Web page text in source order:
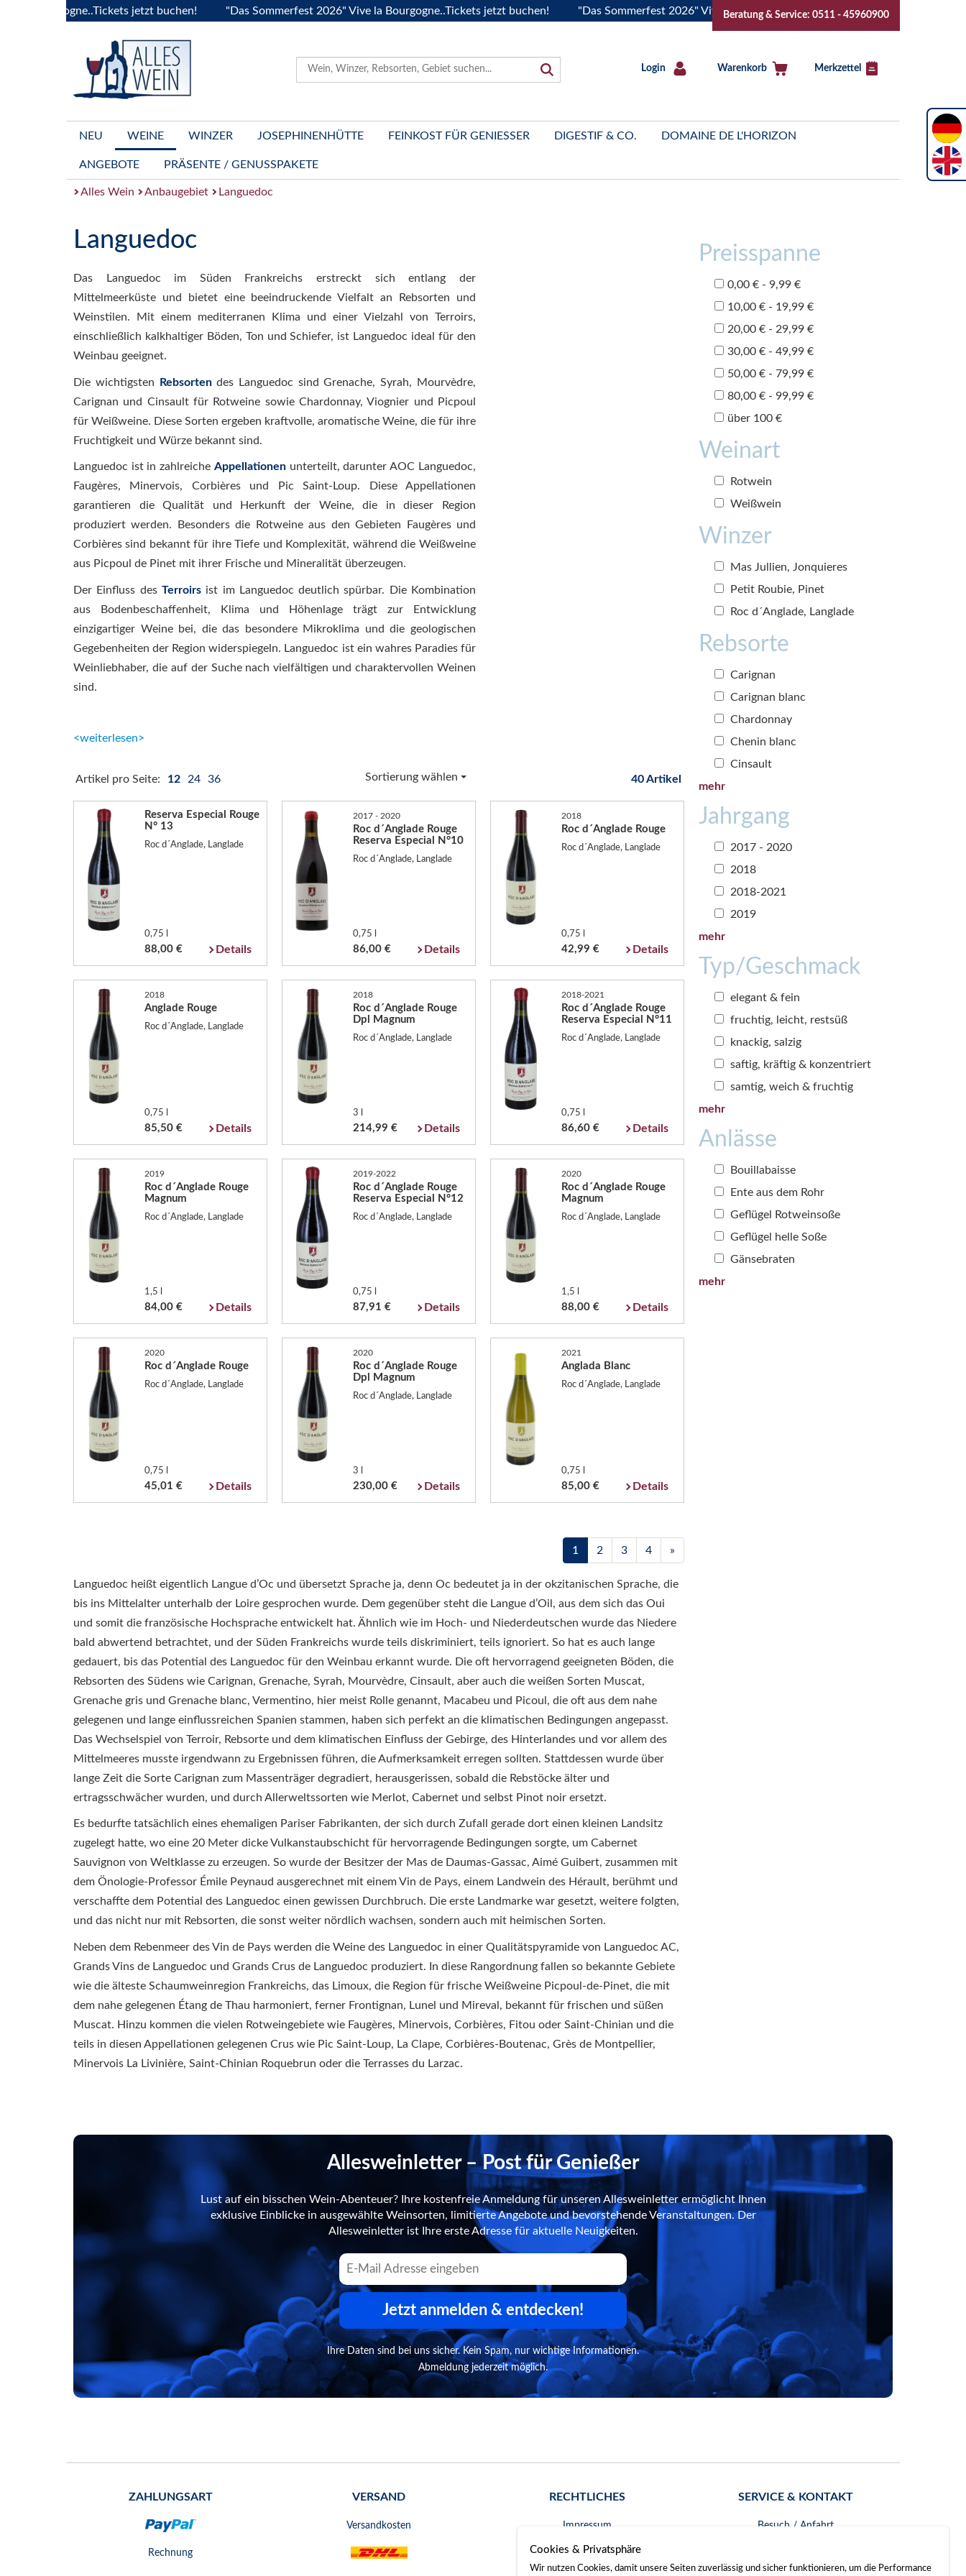
jetzt buchen! "Das Sommerfest 2026" Vive la Bourgogne..Tickets jetzt buchen! "Das Sommerfest 2026" Vive la Bourgogne..Tickets jetzt buchen!
Beratung & Service: 0511 - 45960900
Login Warenkorb Merkzettel
NEU WEINE WINZER JOSEPHINENHÜTTE FEINKOST FÜR GENIESSER DIGESTIF & CO. DOMAINE DE L'HORIZON
ANGEBOTE PRÄSENTE / GENUSSPAKETE
Alles Wein Anbaugebiet Languedoc
Languedoc
Das Languedoc im Süden Frankreichs erstreckt sich entlang der
Mittelmeerküste und bietet eine beeindruckende Vielfalt an Rebsorten und
Weinstilen. Mit einem mediterranen Klima und einer Vielzahl von Terroirs,
einschließlich kalkhaltiger Böden, Ton und Schiefer, ist Languedoc ideal für den
Weinbau geeignet.
Die wichtigsten Rebsortendes Languedoc sind Grenache, Syrah, Mourvèdre,
Carignan und Cinsault für Rotweine sowie Chardonnay, Viognier und Picpoul
für Weißweine. Diese Sorten ergeben kraftvolle, aromatische Weine, die für ihre
Fruchtigkeit und Würze bekannt sind.
Languedoc ist in zahlreiche Appellationen unterteilt, darunter AOC Languedoc,
Faugères, Minervois, Corbières und Pic Saint-Loup. Diese Appellationen
garantieren die Qualität und Herkunft der Weine, die in dieser Region
produziert werden. Besonders die Rotweine aus den Gebieten Faugères und
Corbières sind bekannt für ihre Tiefe und Komplexität, während die Weißweine
aus Picpoul de Pinet mit ihrer Frische und Mineralität überzeugen.
Der Einfluss des Terroirsist im Languedoc deutlich spürbar. Die Kombination
aus Bodenbeschaffenheit, Klima und Höhenlage trägt zur Entwicklung
einzigartiger Weine bei, die das besondere Mikroklima und die geologischen
Gegebenheiten der Region widerspiegeln. Languedoc ist ein wahres Paradies für
Weinliebhaber, die auf der Suche nach vielfältigen und charaktervollen Weinen
sind.
<weiterlesen>
Artikel pro Seite: 12 24 36 Sortierung wählen 40 Artikel
Reserva Especial Rouge
N° 13
Roc d´Anglade, Langlade
0,75 l
88,00 € Details
2017 - 2020
Roc d´Anglade Rouge
Reserva Especial N°10
Roc d´Anglade, Langlade
0,75 l
86,00 € Details
2018
Roc d´Anglade Rouge
Roc d´Anglade, Langlade
0,75 l
42,99 € Details
2018
Anglade Rouge
Roc d´Anglade, Langlade
0,75 l
85,50 € Details
2018
Roc d´Anglade Rouge
Dpl Magnum
Roc d´Anglade, Langlade
3 l
214,99 € Details
2018-2021
Roc d´Anglade Rouge
Reserva Especial N°11
Roc d´Anglade, Langlade
0,75 l
86,60 € Details
2019
Roc d´Anglade Rouge
Magnum
Roc d´Anglade, Langlade
1,5 l
84,00 € Details
2019-2022
Roc d´Anglade Rouge
Reserva Especial N°12
Roc d´Anglade, Langlade
0,75 l
87,91 € Details
2020
Roc d´Anglade Rouge
Magnum
Roc d´Anglade, Langlade
1,5 l
88,00 € Details
2020
Roc d´Anglade Rouge
Roc d´Anglade, Langlade
0,75 l
45,01 € Details
2020
Roc d´Anglade Rouge
Dpl Magnum
Roc d´Anglade, Langlade
3 l
230,00 € Details
2021
Anglada Blanc
Roc d´Anglade, Langlade
0,75 l
85,00 € Details
1 2 3 4 »
Languedoc heißt eigentlich Langue d’Oc und übersetzt Sprache ja, denn Oc bedeutet ja in der okzitanischen Sprache, die
bis ins Mittelalter unterhalb der Loire gesprochen wurde. Dem gegenüber steht die Langue d’Oil, aus dem sich das Oui
und somit die französische Hochsprache entwickelt hat. Ähnlich wie im Hoch- und Niederdeutschen wurde das Niedere
bald abwertend betrachtet, und der Süden Frankreichs wurde teils diskriminiert, teils ignoriert. So hat es auch lange
gedauert, bis das Potential des Languedoc für den Weinbau erkannt wurde. Die oft hervorragend geeigneten Böden, die
Rebsorten des Südens wie Carignan, Grenache, Syrah, Mourvèdre, Cinsault, aber auch die weißen Sorten Muscat,
Grenache gris und Grenache blanc, Vermentino, hier meist Rolle genannt, Macabeu und Picoul, die oft aus dem nahe
gelegenen und lange einflussreichen Spanien stammen, haben sich perfekt an die klimatischen Bedingungen angepasst.
Das Wechselspiel von Terroir, Rebsorte und dem klimatischen Einfluss der Gebirge, des Hinterlandes und vor allem des
Mittelmeeres musste irgendwann zu Ergebnissen führen, die Aufmerksamkeit erregen sollten. Stattdessen wurde über
lange Zeit die Sorte Carignan zum Massenträger degradiert, herausgerissen, sobald die Rebstöcke älter und
ertragsschwächer wurden, und durch Allerweltssorten wie Merlot, Cabernet und selbst Pinot noir ersetzt.
Es bedurfte tatsächlich eines ehemaligen Pariser Fabrikanten, der sich durch Zufall gerade dort einen kleinen Landsitz
zugelegt hatte, wo eine 20 Meter dicke Vulkanstaubschicht für hervorragende Bedingungen sorgte, um Cabernet
Sauvignon von Weltklasse zu erzeugen. So wurde der Besitzer der Mas de Daumas-Gassac, Aimé Guibert, zusammen mit
dem Önologie-Professor Émile Peynaud ausgerechnet mit einem Vin de Pays, einem Landwein des Hérault, berühmt und
verschaffte dem Potential des Languedoc einen gewissen Durchbruch. Die erste Landmarke war gesetzt, weitere folgten,
und das nicht nur mit Rebsorten, die sonst weiter nördlich wachsen, sondern auch mit heimischen Sorten.
Neben dem Rebenmeer des Vin de Pays werden die Weine des Languedoc in einer Qualitätspyramide von Languedoc AC,
Grands Vins de Languedoc und Grands Crus de Languedoc produziert. In diese Rangordnung fallen so bekannte Gebiete
wie die älteste Schaumweinregion Frankreichs, das Limoux, die Region für frische Weißweine Picpoul-de-Pinet, die mit
dem nahe gelegenen Étang de Thau harmoniert, ferner Frontignan, Lunel und Mireval, bekannt für frischen und süßen
Muscat. Hinzu kommen die vielen Rotweingebiete wie Faugères, Minervois, Corbières, Fitou oder Saint-Chinian und die
teils in diesen Appellationen gelegenen Crus wie Pic Saint-Loup, La Clape, Corbières-Boutenac, Grès de Montpellier,
Minervois La Livinière, Saint-Chinian Roquebrun oder die Terrasses du Larzac.
Preisspanne
0,00 € - 9,99 €
10,00 € - 19,99 €
20,00 € - 29,99 €
30,00 € - 49,99 €
50,00 € - 79,99 €
80,00 € - 99,99 €
über 100 €
Weinart
Rotwein
Weißwein
Winzer
Mas Jullien, Jonquieres
Petit Roubie, Pinet
Roc d´Anglade, Langlade
Rebsorte
Carignan
Carignan blanc
Chardonnay
Chenin blanc
Cinsault
mehr
Jahrgang
2017 - 2020
2018
2018-2021
2019
mehr
Typ/Geschmack
elegant & fein
fruchtig, leicht, restsüß
knackig, salzig
saftig, kräftig & konzentriert
samtig, weich & fruchtig
mehr
Anlässe
Bouillabaisse
Ente aus dem Rohr
Geflügel Rotweinsoße
Geflügel helle Soße
Gänsebraten
mehr
Allesweinletter – Post für Genießer
Lust auf ein bisschen Wein-Abenteuer? Ihre kostenfreie Anmeldung für unseren Allesweinletter ermöglicht Ihnen
exklusive Einblicke in ausgewählte Weinsorten, limitierte Angebote und bevorstehende Veranstaltungen. Der
Allesweinletter ist Ihre erste Adresse für aktuelle Neuigkeiten.
Jetzt anmelden & entdecken!
Ihre Daten sind bei uns sicher. Kein Spam, nur wichtige Informationen.
Abmeldung jederzeit möglich.
ZAHLUNGSART
Rechnung
VERSAND
Versandkosten
RECHTLICHES
Impressum
AGB
SERVICE & KONTAKT
Besuch / Anfahrt
Cookies & Privatsphäre
Wir nutzen Cookies, damit unsere Seiten zuverlässig und sicher funktionieren, um die Performance